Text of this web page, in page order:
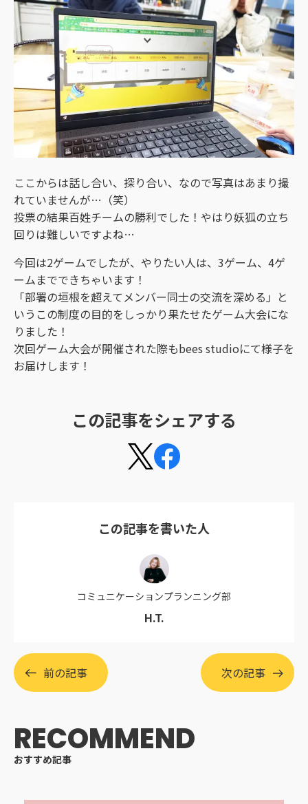
ここからは話し合い、探り合い、なので写真はあまり撮
れていませんが…（笑）
投票の結果百姓チームの勝利でした！やはり妖狐の立ち
回りは難しいですよね…
今回は2ゲームでしたが、やりたい人は、3ゲーム、4ゲ
ームまでできちゃいます！
「部署の垣根を超えてメンバー同士の交流を深める」と
いうこの制度の目的をしっかり果たせたゲーム大会にな
りました！
次回ゲーム大会が開催された際もbees studioにて様子を
お届けします！
この記事をシェアする
この記事を書いた人
コミュニケーションプランニング部
H.T.
前の記事 次の記事
RECOMMEND
おすすめ記事